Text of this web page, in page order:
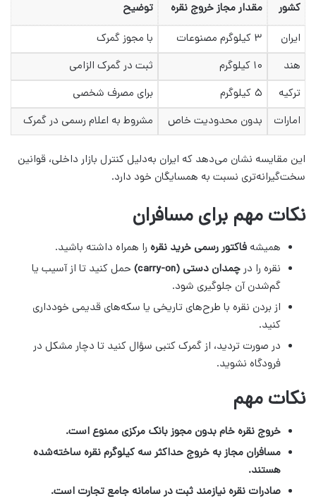
کشور مقدار مجاز خروج نقره
توضیح
ایران
۳ کیلوگرم مصنوعات
با مجوز گمرک
هند
۱۰ کیلوگرم
ثبت در گمرک الزامی
ترکیه
۵ کیلوگرم
برای مصرف شخصی
امارات
بدون محدودیت خاص مشروط به اعلام رسمی در گمرک
این مقایسه نشان می‌دهد که ایران به‌دلیل کنترل بازار داخلی، قوانین
سخت‌گیرانه‌تری نسبت به همسایگان خود دارد.
نکات مهم برای مسافران
همیشه فاکتور رسمی خرید نقره را همراه داشته باشید.
نقره را درچمدان دستی (carry-on)
حمل کنید تا از آسیب یا
گم‌شدن آن جلوگیری شود.
از بردن نقره با طرح‌های تاریخی یا سکه‌های قدیمی خودداری
کنید.
در صورت تردید، از گمرک کتبی سؤال کنید تا دچار مشکل در
فرودگاه نشوید.
نکات مهم
خروج نقره خام بدون مجوز بانک مرکزی ممنوع است.
مسافران مجاز به خروج حداکثر سه کیلوگرم نقره ساخته‌شده
هستند.
صادرات نقره نیازمند ثبت در سامانه جامع تجارت است.